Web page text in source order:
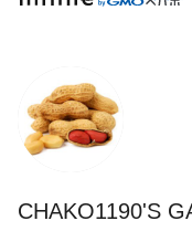
CHAKO1190'S